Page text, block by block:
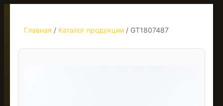
Главная / Каталог продукции / GT1807487